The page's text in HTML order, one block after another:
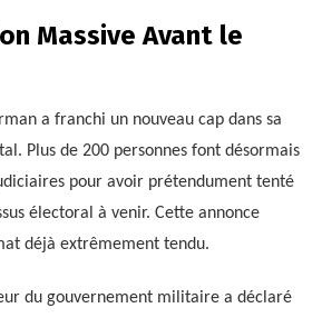
Massive Avant le
a franchi un nouveau cap dans sa
Plus de 200 personnes font désormais
pour avoir prétendument tenté
électoral à venir. Cette annonce
déjà extrêmement tendu.
du gouvernement militaire a déclaré